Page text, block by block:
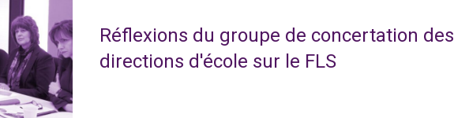
Réflexions du groupe de concertation des
directions d'école sur le FLS